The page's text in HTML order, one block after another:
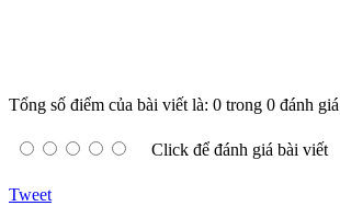
Tổng số điểm của bài viết là: 0 trong 0 đánh giá
Click để đánh giá bài viết
Tweet